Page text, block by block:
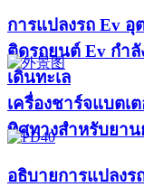
การแปลงรถ Ev
ติดรถยนต์ Ev กำลั
เดินทะเล
เครื่องชาร์จแบตเ
ทิศทางสำหรับยา
อธิบายการแปลง